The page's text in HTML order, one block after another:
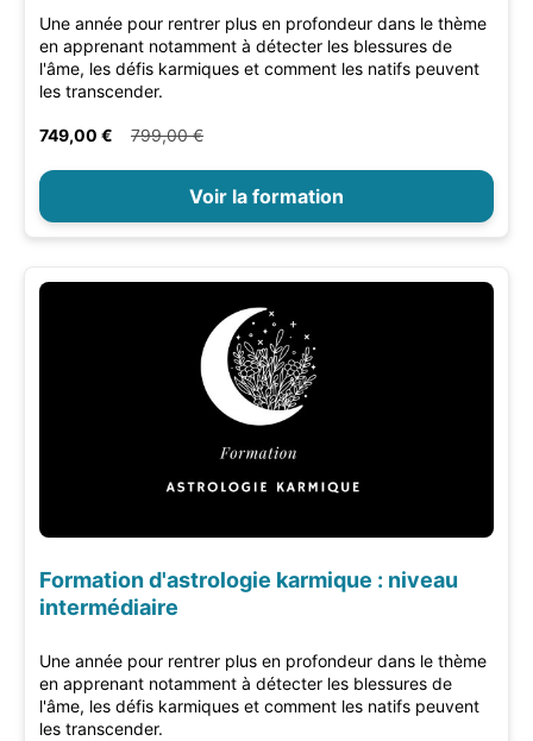
Une année pour rentrer plus en profondeur dans le thème
en apprenant notamment à détecter les blessures de
l'âme, les défis karmiques et comment les natifs peuvent
les transcender.
749,00 € 799,00 €
Voir la formation
Formation d'astrologie karmique : niveau
intermédiaire
Une année pour rentrer plus en profondeur dans le thème
en apprenant notamment à détecter les blessures de
l'âme, les défis karmiques et comment les natifs peuvent
les transcender.